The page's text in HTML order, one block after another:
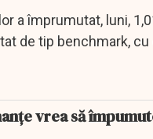
a împrumutat, luni,
de tip benchmark,
vrea să